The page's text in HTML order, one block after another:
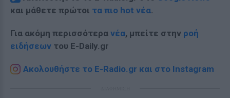
και μάθετε πρώτοι τα πιο hot νέα.
Για ακόμη περισσότερα νέα, μπείτε στην ροή
ειδήσεων του E-Daily.gr
Ακολουθήστε το E-Radio.gr και στο Instagram